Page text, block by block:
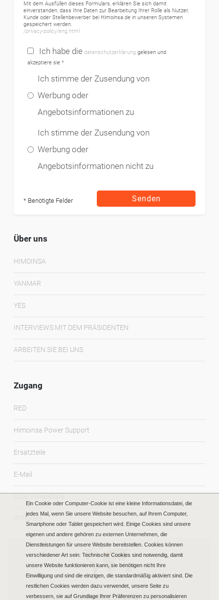
Mit dem Ausfüllen dieses Formulars, erklären Sie sich damit
einverstanden, dass Ihre Daten zur Bearbeitung Ihrer Rolle als Nutzer,
Kunde oder Stellenbewerber bei Himoinsa.de in unseren Systemen
gespeichert werden.
/privacy-policy/eng.html
Ich habe die datenschutzerklärung gelesen und
akzeptiere sie *
Ich stimme der Zusendung von
Werbung oder
Angebotsinformationen zu
Ich stimme der Zusendung von
Werbung oder
Angebotsinformationen nicht zu
* Benötigte Felder Senden
Über uns
HIMOINSA
YANMAR
YES
INTERVIEWS MIT DEM PRÄSIDENTEN
ARBEITEN SIE BEI UNS
Zugang
RED
Himoinsa Power Support
Ersatzteile
E-Mail
IT-Tickets
Region EUROPE
Ein Cookie oder Computer-Cookie ist eine kleine Informationsdatei, die
jedes Mal, wenn Sie unsere Website besuchen, auf Ihrem Computer,
Smartphone oder Tablet gespeichert wird. Einige Cookies sind unsere
eigenen und andere gehören zu externen Unternehmen, die
Dienstleistungen für unsere Website bereitstellen. Cookies können
verschiedener Art sein: Technische Cookies sind notwendig, damit
unsere Website funktionieren kann, sie benötigen nicht Ihre
Einwilligung und sind die einzigen, die standardmäßig aktiviert sind. Die
restlichen Cookies werden dazu verwendet, unsere Seite zu
verbessern, sie auf Grundlage Ihrer Präferenzen zu personalisieren